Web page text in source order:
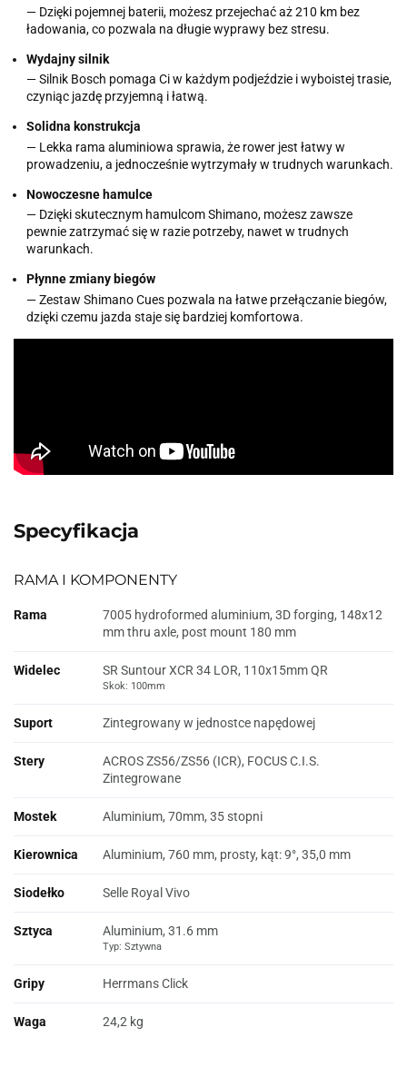
— Dzięki pojemnej baterii, możesz przejechać aż 210 km bez
ładowania, co pozwala na długie wyprawy bez stresu.
Wydajny silnik
— Silnik Bosch pomaga Ci w każdym podjeździe i wyboistej trasie,
czyniąc jazdę przyjemną i łatwą.
Solidna konstrukcja
— Lekka rama aluminiowa sprawia, że rower jest łatwy w
prowadzeniu, a jednocześnie wytrzymały w trudnych warunkach.
Nowoczesne hamulce
— Dzięki skutecznym hamulcom Shimano, możesz zawsze
pewnie zatrzymać się w razie potrzeby, nawet w trudnych
warunkach.
Płynne zmiany biegów
— Zestaw Shimano Cues pozwala na łatwe przełączanie biegów,
dzięki czemu jazda staje się bardziej komfortowa.
Specyfikacja
RAMA I KOMPONENTY
Rama
7005 hydroformed aluminium, 3D forging, 148x12
mm thru axle, post mount 180 mm
Widelec SR Suntour XCR 34 LOR, 110x15mm QR
Skok: 100mm
Suport Zintegrowany w jednostce napędowej
Stery
ACROS ZS56/ZS56 (ICR), FOCUS C.I.S.
Zintegrowane
Mostek Aluminium, 70mm, 35 stopni
Kierownica Aluminium, 760 mm, prosty, kąt: 9°, 35,0 mm
Siodełko Selle Royal Vivo
Sztyca Aluminium, 31.6 mm
Typ: Sztywna
Gripy Herrmans Click
Waga 24,2 kg